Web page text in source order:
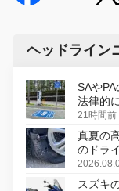
ヘッドライン
SAや
法律的
21時間前
真夏の
のドラ
スズキ